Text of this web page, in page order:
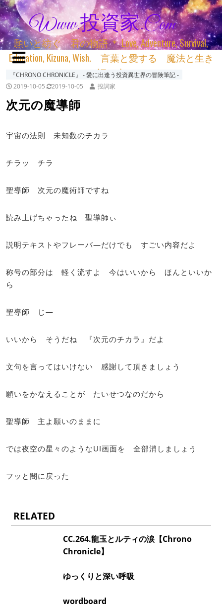
Www.投資家.com
願いと紡ぐ 君の物語 ＊ Love, Adventure, Survival,
Education, Kizuna, Wish. 言葉と愛する 魔法と生き
る 詞と生きる
『CHRONO CHRONICLE』 ‐ 愛に出逢う投資異世界の冒険筆記 ‐
2019-10-05
2019-10-05 投詞家
次元の魔導師
宇宙の法則 未知数のチカラ
チラッ チラ
聖導師 次元の魔術師ですね
読み上げちゃったね 聖導師ぃ
説明テキストやフレーバ―だけでも すごい内容だよ
称号の部分は 軽く流すよ 今はいいから ほんといいか
ら
聖導師 じ―
いいから そうだね 『次元のチカラ』だよ
文句を言ってはいけない 感謝して頂きましょう
願いをかなえることが たいせつなのだから
聖導師 主よ願いのままに
では夜空の星々のようなUI画面を 全部消しましょう
フッと闇に戻った
RELATED
CC.264.龍玉とルティの涙【Chrono
Chronicle】
ゆっくりと深い呼吸
wordboard